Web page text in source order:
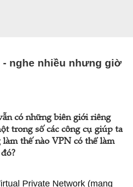
- nghe nhiều nhưng giờ
có những biên giới riêng
trong số các công cụ giúp ta
thế nào VPN có thể làm
Private Network (mạng